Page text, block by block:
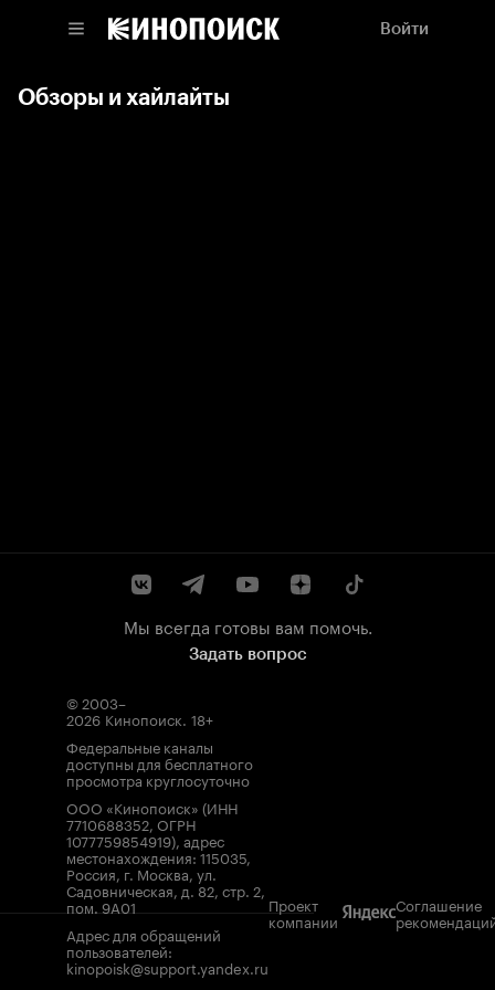
Войти
Обзоры и хайлайты
Мы всегда готовы вам помочь.
Задать вопрос
© 2003–
2026 Кинопоиск. 18+
Федеральные каналы
доступны для бесплатного
просмотра круглосуточно
ООО «Кинопоиск» (ИНН
7710688352, ОГРН
1077759854919), адрес
местонахождения: 115035,
Россия, г. Москва, ул.
Садовническая, д. 82, стр. 2,
пом. 9А01
Адрес для обращений
пользователей:
kinopoisk@support.yandex.ru
Проект
компании
Соглашение